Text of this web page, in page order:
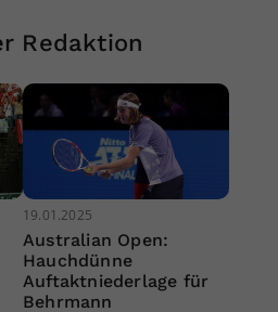
Redaktion
19.01.2025
Australian Open:
Hauchdünne
Auftaktniederlage für
Behrmann